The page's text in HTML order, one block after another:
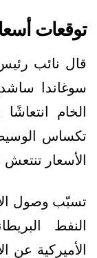
توقعات
قال نائب
سوغاندا
تكساس
الأسعار تنتعش نحو 87 دولارًا
تسبّب وصول
النفط
الأميركية عن